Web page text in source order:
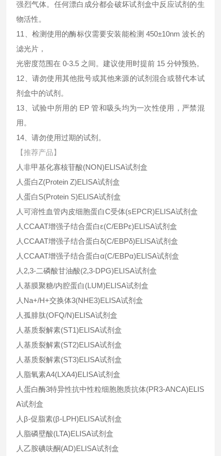
强烈气体。任何漂白成分都会破坏试剂盒中反应试剂的生
物活性。
11、检测使用的酶标仪需要安装能检测 450±10nm 波长的
滤光片，
光密度范围在 0-3.5 之间。建议使用时提前 15 分钟预热。
12、请勿使用其他批号或其他来源的试剂混合或替代本试
剂盒中的试剂。
13、试验中所用的 EP 管和吸头均为一次性使用，严禁混
用。
14、请勿使用过期的试剂。
【推荐产品】
人非甲基化寡核苷酸(NON)ELISA试剂盒
人蛋白Z(Protein Z)ELISA试剂盒
人蛋白S(Protein S)ELISA试剂盒
人可溶性血管内皮细胞蛋白C受体(sEPCR)ELISA试剂盒
人CCAAT增强子结合蛋白ε(C/EBPε)ELISA试剂盒
人CCAAT增强子结合蛋白δ(C/EBPδ)ELISA试剂盒
人CCAAT增强子结合蛋白α(C/EBPα)ELISA试剂盒
人2,3-二磷酸甘油酸(2,3-DPG)ELISA试剂盒
人基膜聚糖/内腔蛋白(LUM)ELISA试剂盒
人Na+/H+交换体3(NHE3)ELISA试剂盒
人孤腓肽(OFQ/N)ELISA试剂盒
人基质裂解素(ST1)ELISA试剂盒
人基质裂解素(ST2)ELISA试剂盒
人基质裂解素(ST3)ELISA试剂盒
人脂氧素A4(LXA4)ELISA试剂盒
人蛋白酶3特异性抗中性粒细胞胞质抗体(PR3-ANCA)ELIS
A试剂盒
人β-促脂素(β-LPH)ELISA试剂盒
人脂磷壁酸(LTA)ELISA试剂盒
人乙胺碘呋酮(AD)ELISA试剂盒